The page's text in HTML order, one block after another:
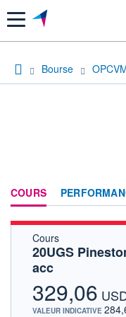
Menu
Bourse
COURS
Cours
20UGS
acc
329,06
VALEUR INDICATIVE